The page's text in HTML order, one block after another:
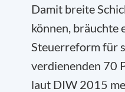
Damit breite
können, bräuchte
Steuerreform für
verdienenden 70
laut DIW 2015